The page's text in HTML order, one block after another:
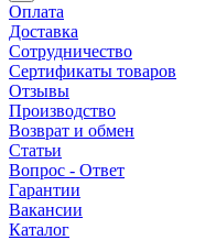
Оплата
Доставка
Сотрудничество
Сертификаты товаров
Отзывы
Производство
Возврат и обмен
Статьи
Вопрос - Ответ
Гарантии
Вакансии
Каталог